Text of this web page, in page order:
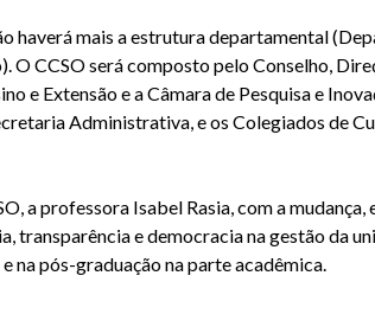
haverá mais a estrutura departamental
O CCSO será composto pelo Conselho,
e Extensão e a Câmara de Pesquisa e
Administrativa, e os Colegiados de
a professora Isabel Rasia, com a
transparência e democracia na gestão da
na pós-graduação na parte acadêmica.